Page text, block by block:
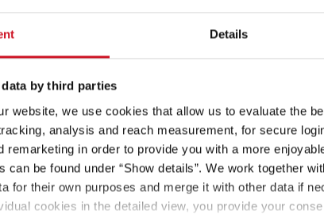
Details
by third parties
website, we use cookies that allow us to evaluate the
analysis and reach measurement, for secure
remarketing in order to provide you with a more
can be found under “Show details”. We work together
for their own purposes and merge it with other data if
cookies in the detailed view, you provide your
unserer